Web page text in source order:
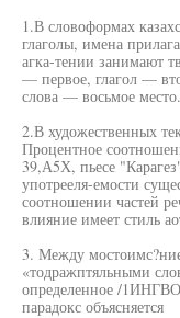
1.В словоформах
глаголы, имена
агка-тении занимают
— первое, глагол —
слова — восьмое место.
2.В художественных
Процентное
39,А5Х, пьесе
употрееля-емости
соотношении частей
влияние имеет стиль
3. Между
«тодражптяльными
определенное /
парадокс объясняется